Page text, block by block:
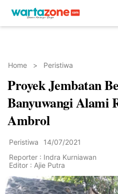
Netizen
Beranda
About Us
Contact Us
Hak Jawab
Kode Etik
Pedoman Media Siber
Redaksi
Home > Peristiwa
Proyek Jembatan
Banyuwangi Alami
Ambrol
Peristiwa 14/07/2021
Reporter : Indra Kurniawan
Editor : Ajie Putra